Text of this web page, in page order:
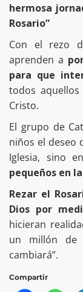
hermosa
Rosario”
Con el rezo
aprenden a
para que
todos
Cristo.
El grupo de
niños el deseo
Iglesia, sino
pequeños en
Rezar el
Dios por
hicieran
un millón de
cambiará”.
Compartir